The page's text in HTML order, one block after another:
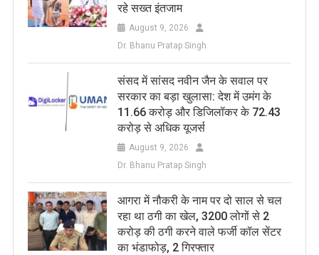
रहे सख्त इंतजाम
August 9, 2026
Dr. Bhanu Pratap Singh
संसद में सांसद नवीन जैन के सवाल पर
सरकार का बड़ा खुलासा: देश में उमंग के
11.66 करोड़ और डिजिलॉकर के 72.43
करोड़ से अधिक यूजर्स
August 9, 2026
Dr. Bhanu Pratap Singh
आगरा में नौकरी के नाम पर दो साल से चल
रहा था ठगी का खेल, 3200 लोगों से 2
करोड़ की ठगी करने वाले फर्जी कॉल सेंटर
का भंडाफोड़, 2 गिरफ्तार